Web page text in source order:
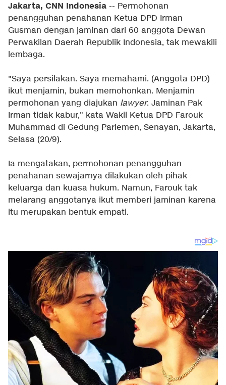
Jakarta, CNN Indonesia -- Permohonan
penangguhan penahanan Ketua DPD Irman
Gusman dengan jaminan dari 60 anggota Dewan
Perwakilan Daerah Republik Indonesia, tak mewakili
lembaga.
"Saya persilakan. Saya memahami. (Anggota DPD)
ikut menjamin, bukan memohonkan. Menjamin
permohonan yang diajukan lawyer. Jaminan Pak
Irman tidak kabur," kata Wakil Ketua DPD Farouk
Muhammad di Gedung Parlemen, Senayan, Jakarta,
Selasa (20/9).
Ia mengatakan, permohonan penangguhan
penahanan sewajarnya dilakukan oleh pihak
keluarga dan kuasa hukum. Namun, Farouk tak
melarang anggotanya ikut memberi jaminan karena
itu merupakan bentuk empati.